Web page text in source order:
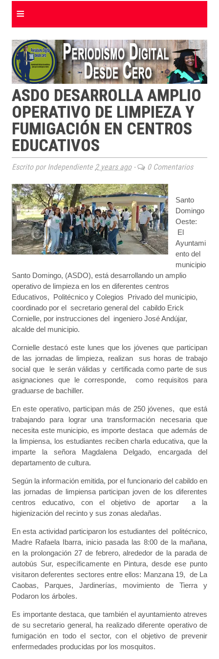
≡
ASDO DESARROLLA AMPLIO
OPERATIVO DE LIMPIEZA Y
FUMIGACIÓN EN CENTROS
EDUCATIVOS
Escrito por Independiente 2 years ago- 0 Comentarios
Santo
Domingo
Oeste:
El
Ayuntami
ento del
municipio
Santo Domingo, (ASDO), está desarrollando un amplio
operativo de limpieza en los en diferentes centros
Educativos, Politécnico y Colegios Privado del municipio,
coordinado por el secretario general del cabildo Erick
Cornielle, por instrucciones del ingeniero José Andújar,
alcalde del municipio.
Cornielle destacó este lunes que los jóvenes que participan
de las jornadas de limpieza, realizan sus horas de trabajo
social que le serán válidas y certificada como parte de sus
asignaciones que le corresponde, como requisitos para
graduarse de bachiller.
En este operativo, participan más de 250 jóvenes, que está
trabajando para lograr una transformación necesaria que
necesita este municipio, es importe destaca que además de
la limpiensa, los estudiantes reciben charla educativa, que la
imparte la señora Magdalena Delgado, encargada del
departamento de cultura.
Según la información emitida, por el funcionario del cabildo en
las jornadas de limpiensa participan joven de los diferentes
centros educativo, con el objetivo de aportar a la
higienización del recinto y sus zonas aledañas.
En esta actividad participaron los estudiantes del politécnico,
Madre Rafaela Ibarra, inicio pasada las 8:00 de la mañana,
en la prolongación 27 de febrero, alrededor de la parada de
autobús Sur, específicamente en Pintura, desde ese punto
visitaron deferentes sectores entre ellos: Manzana 19, de La
Caobas, Parques, Jardinerías, movimiento de Tierra y
Podaron los árboles.
Es importante destaca, que también el ayuntamiento atreves
de su secretario general, ha realizado diferente operativo de
fumigación en todo el sector, con el objetivo de prevenir
enfermedades producidas por los mosquitos.